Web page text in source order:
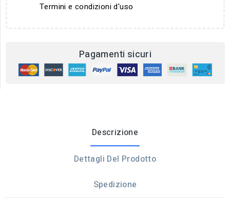
Termini e condizioni d'uso
Pagamenti sicuri
Descrizione
Dettagli Del Prodotto
Spedizione